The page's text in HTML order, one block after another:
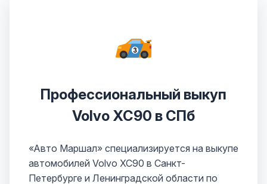
Профессиональный выкуп
Volvo XC90 в СПб
«Авто Маршал» специализируется на выкупе
автомобилей Volvo XC90 в Санкт-
Петербурге и Ленинградской области по